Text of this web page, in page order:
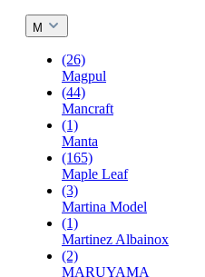
M
(26)
Magpul
(44)
Mancraft
(1)
Manta
(165)
Maple Leaf
(3)
Martina Model
(1)
Martinez Albainox
(2)
MARUYAMA